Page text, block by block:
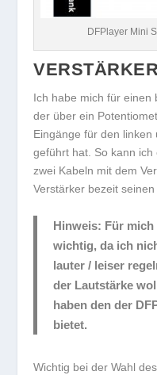
DFPlayer Mini
Ich habe mich für einen
der über ein
Eingänge für den
geführt hat. So kann
zwei Kabeln mit dem
Verstärker bezeit
Hinweis: Für mich
wichtig, da ich
lauter / leiser
der Lautstärke
haben den der
bietet.
Wichtig bei der Wahl